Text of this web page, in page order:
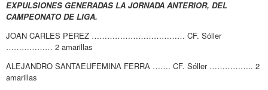
EXPULSIONES GENERADAS LA JORNADA ANTERIOR, DEL
CAMPEONATO DE LIGA.
JOAN CARLES PEREZ ……………………………… CF. Sóller
……………… 2 amarillas
ALEJANDRO SANTAEUFEMINA FERRA ……. CF. Sóller …………….. 2
amarillas